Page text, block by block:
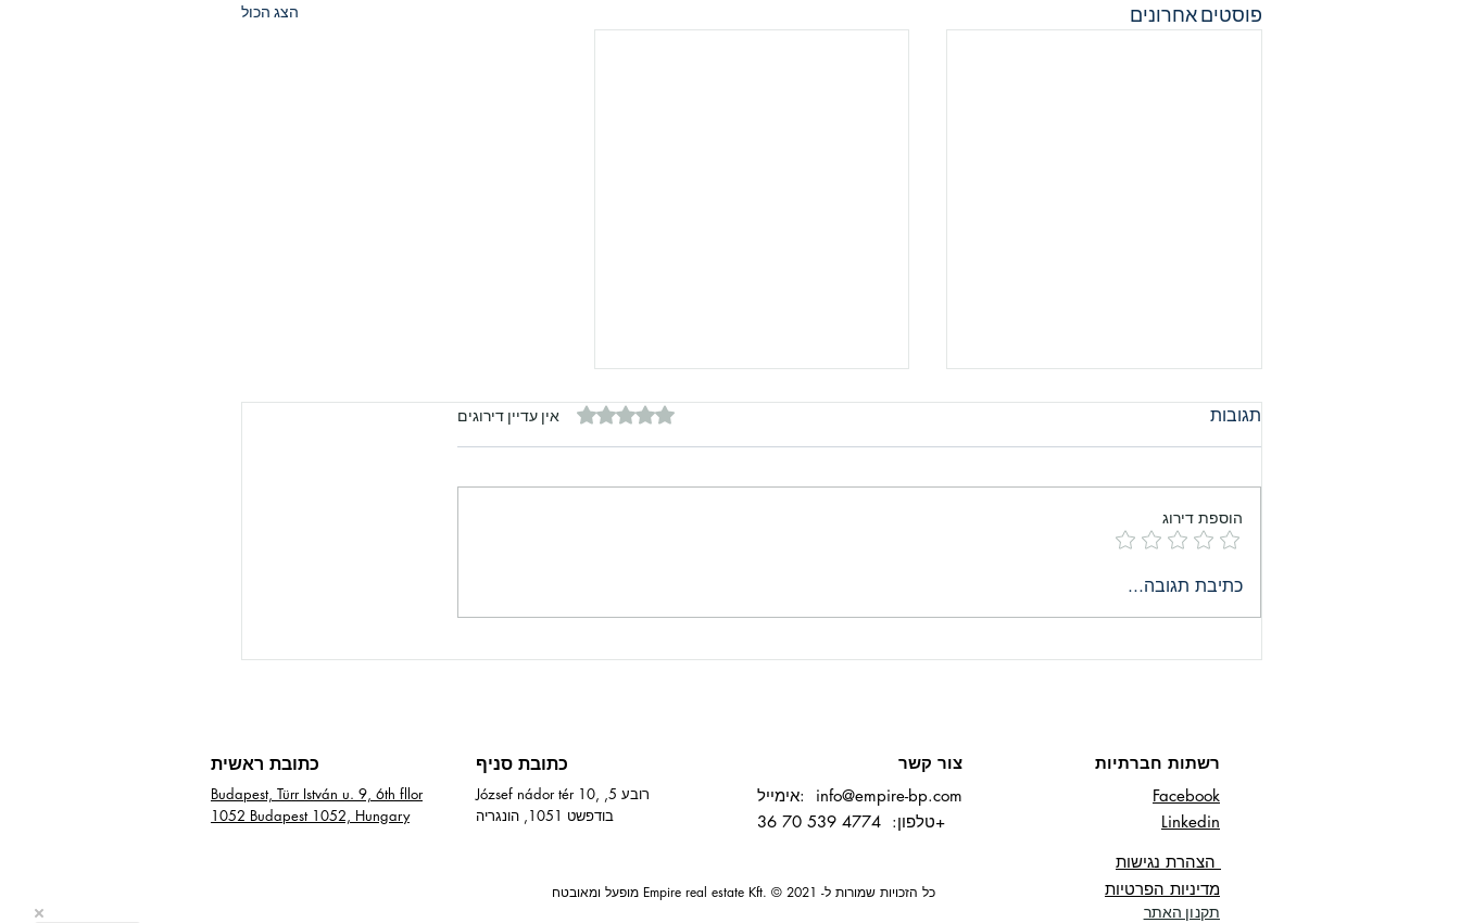
פוסטים אחרונים הצג הכול
האם שוק הנדל"ן בבודפשט
תגובות דירוג של 0 מתוך 5 כוכבים אין עדיין דירוגים
הוספת דירוג
כתיבת תגובה...
כתובת ראשית
Budapest, Türr István u. 9, 6th fllor
1052 Budapest 1052, Hungary
כתובת סניף
József nádor tér 10, רובע 5,
בודפשט 1051, הונגריה
כל הזכויות שמורות ל- Empire real estate Kft. © 2021 מופעל ומאובטח
צור קשר
אימייל: info@empire-bp.com
טלפון: 4774 539 70 36+
רשתות חברתיות
Facebook
Linkedin
מדיניות הפרטיות
תקנון האתר